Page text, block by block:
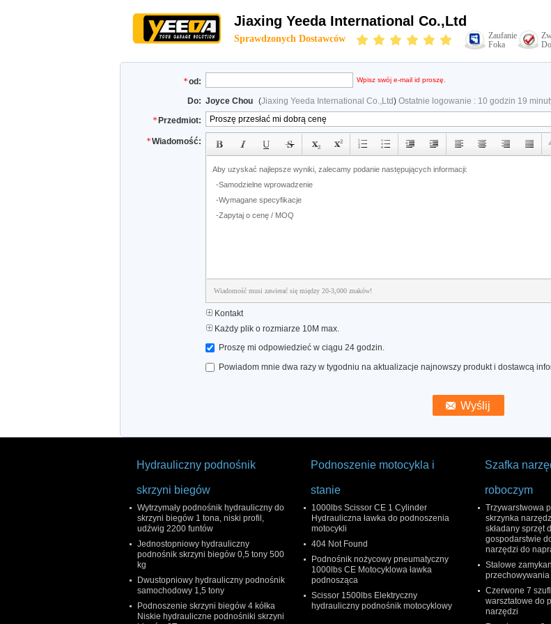
Jiaxing Yeeda International Co.,Ltd
Sprawdzonych Dostawców
Zaufanie
Foka
od: Wpisz swój e-mail id proszę.
Do: Joyce Chou (Jiaxing Yeeda International Co.,Ltd) Ostatnie logowanie : 10 godzin 19
Przedmiot:
Wiadomość:
Wiadomość musi zawierać się między 20-3,000 znaków!
Kontakt
Każdy plik o rozmiarze 10M max.
Proszę mi odpowiedzieć w ciągu 24 godzin.
Powiadom mnie dwa razy w tygodniu na aktualizacje najnowszy produkt i dostawcą
Hydrauliczny podnośnik
skrzyni biegów
Wytrzymały podnośnik hydrauliczny do
skrzyni biegów 1 tona, niski profil,
udźwig 2200 funtów
Jednostopniowy hydrauliczny
podnośnik skrzyni biegów 0,5 tony 500
kg
Dwustopniowy hydrauliczny podnośnik
samochodowy 1,5 tony
Podnoszenie skrzyni biegów 4 kółka
Niskie hydrauliczne podnośniki skrzyni
Podnoszenie motocykla i
stanie
1000lbs Scissor CE 1 Cylinder
Hydrauliczna ławka do podnoszenia
motocykli
404 Not Found
Podnośnik nożycowy pneumatyczny
1000lbs CE Motocyklowa ławka
podnosząca
Scissor 1500lbs Elektryczny
hydrauliczny podnośnik motocyklowy
Szafka
roboczym
Trzywarstwowa
skrzynka
składany sprzęt
gospodarstwie
narzędzi do
Stalowe
Czerwone 7
warsztatowe do
narzędzi